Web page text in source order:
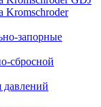
Kromschroder
запорные
сбросной
давлений